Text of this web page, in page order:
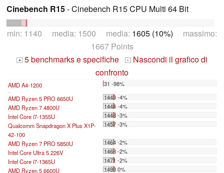
Cinebench R15- Cinebench R15 CPU Multi 64 Bit
min: 1140 media: 1500 media: 1605 (10%) massimo:
1667 Points
+ 5 benchmarks e specifiche - Nascondi il grafico di
confronto
AMD A4-1200 31 -98%
...
AMD Ryzen 5 PRO 6650U
1443 -4%
AMD Ryzen 7 4800U
1444 -4%
Intel Core i7-1355U
1448 -3%
Qualcomm Snapdragon X Plus X1P-
42-100
1457 -3%
AMD Ryzen 7 PRO 5850U
1464 -2%
Intel Core Ultra 5 226V
1468 -2%
Intel Core i7-1365U
1471 -2%
AMD Ryzen 5 6600U
1493 0%